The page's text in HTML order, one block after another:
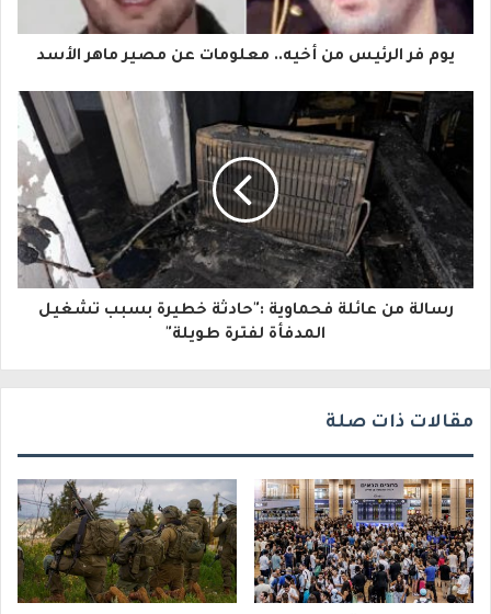
ا
ت
ر
يوم فر الرئيس من أخيه.. معلومات عن مصير ماهر الأسد
رسالة من عائلة فحماوية :"حادثة خطيرة بسبب تشغيل
المدفأة لفترة طويلة"
مقالات ذات صلة